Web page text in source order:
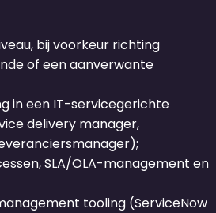
bij voorkeur richting
of een aanverwante
in een IT-servicegerichte
delivery manager,
SLA/OLA-management en
tooling (ServiceNow